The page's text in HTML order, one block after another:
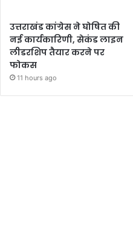
उत्तराखंड कांग्रेस ने घोषित की
नई कार्यकारिणी, सेकंड लाइन
लीडरशिप तैयार करने पर
फोकस
11 hours ago